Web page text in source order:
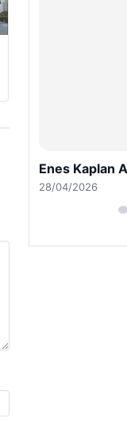
Enes Kaplan
28/04/2026